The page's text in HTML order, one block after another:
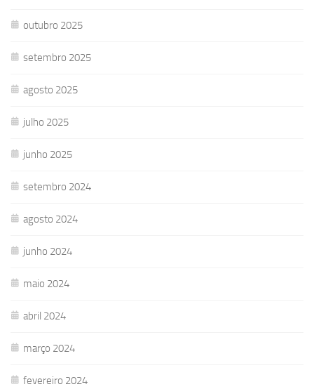
outubro 2025
setembro 2025
agosto 2025
julho 2025
junho 2025
setembro 2024
agosto 2024
junho 2024
maio 2024
abril 2024
março 2024
fevereiro 2024